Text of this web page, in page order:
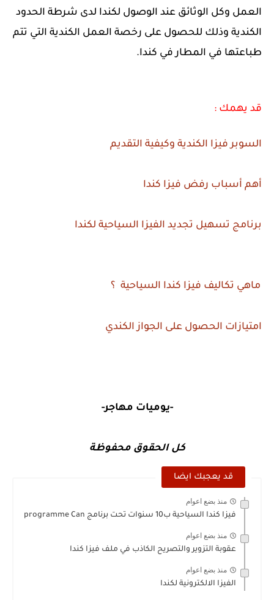
العمل وكل الوثائق عند الوصول لكندا لدى شرطة الحدود
الكندية وذلك للحصول على رخصة العمل الكندية التي تتم
طباعتها في المطار في كندا.
قد يهمك :
السوبر فيزا الكندية وكيفية التقديم
أهم أسباب رفض فيزا كندا
برنامج تسهيل تجديد الفيزا السياحية لكندا
ماهي تكاليف فيزا كندا السياحية ؟
امتيازات الحصول على الجواز الكندي
-يوميات مهاجر-
كل الحقوق محفوظة
قد يعجبك ايضا
منذ بضع اعوام
فيزا كندا السياحية ب10 سنوات تحت برنامج programme Can
منذ بضع اعوام
عقوبة التزوير والتصريح الكاذب في ملف فيزا كندا
منذ بضع اعوام
الفيزا الالكترونية لكندا